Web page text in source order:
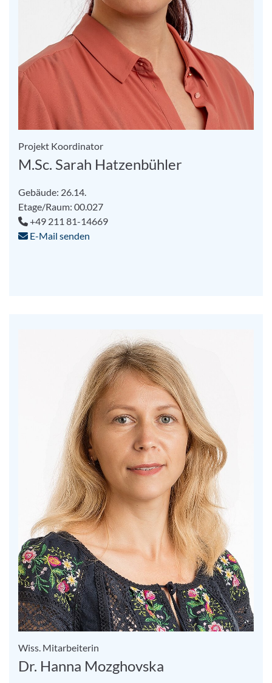
Projekt Koordinator
M.Sc. Sarah Hatzenbühler
Gebäude: 26.14.
Etage/Raum: 00.027
+49 211 81-14669
E-Mail senden
Wiss. Mitarbeiterin
Dr. Hanna Mozghovska